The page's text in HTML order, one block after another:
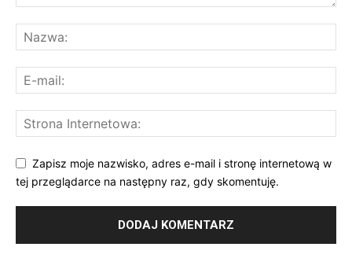
Zapisz moje nazwisko, adres e-mail i stronę internetową w
tej przeglądarce na następny raz, gdy skomentuję.